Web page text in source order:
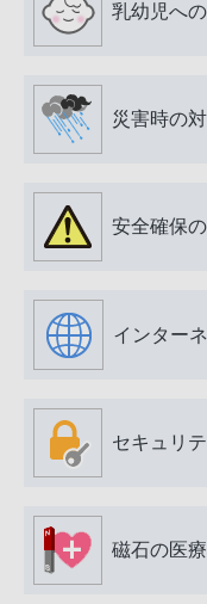
乳幼児へ
災害時の
安全確保
インター
セキュリ
磁石の医